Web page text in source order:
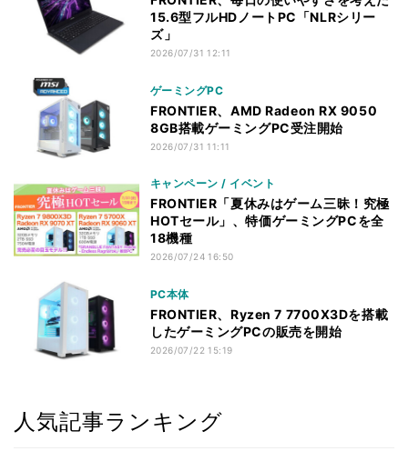
15.6型フルHDノートPC「NLRシリー
ズ」
2026/07/31 12:11
ゲーミングPC
FRONTIER、AMD Radeon RX 9050
8GB搭載ゲーミングPC受注開始
2026/07/31 11:11
キャンペーン / イベント
FRONTIER「夏休みはゲーム三昧！究極
HOTセール」、特価ゲーミングPCを全
18機種
2026/07/24 16:50
PC本体
FRONTIER、Ryzen 7 7700X3Dを搭載
したゲーミングPCの販売を開始
2026/07/22 15:19
人気記事ランキング